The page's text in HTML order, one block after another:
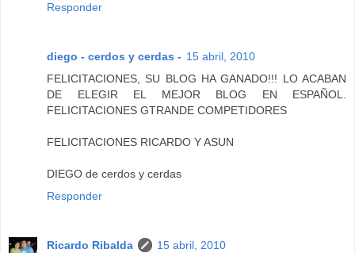
Responder
diego - cerdos y cerdas - 15 abril, 2010
FELICITACIONES, SU BLOG HA GANADO!!! LO ACABAN
DE ELEGIR EL MEJOR BLOG EN ESPAÑOL.
FELICITACIONES GTRANDE COMPETIDORES
FELICITACIONES RICARDO Y ASUN
DIEGO de cerdos y cerdas
Responder
Ricardo Ribalda
15 abril, 2010